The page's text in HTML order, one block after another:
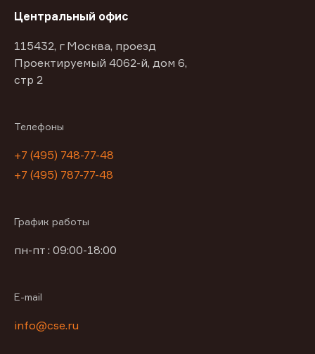
Центральный офис
115432, г Москва, проезд
Проектируемый 4062-й, дом 6,
стр 2
Телефоны
+7 (495) 748-77-48
+7 (495) 787-77-48
График работы
пн-пт : 09:00-18:00
E-mail
info@cse.ru